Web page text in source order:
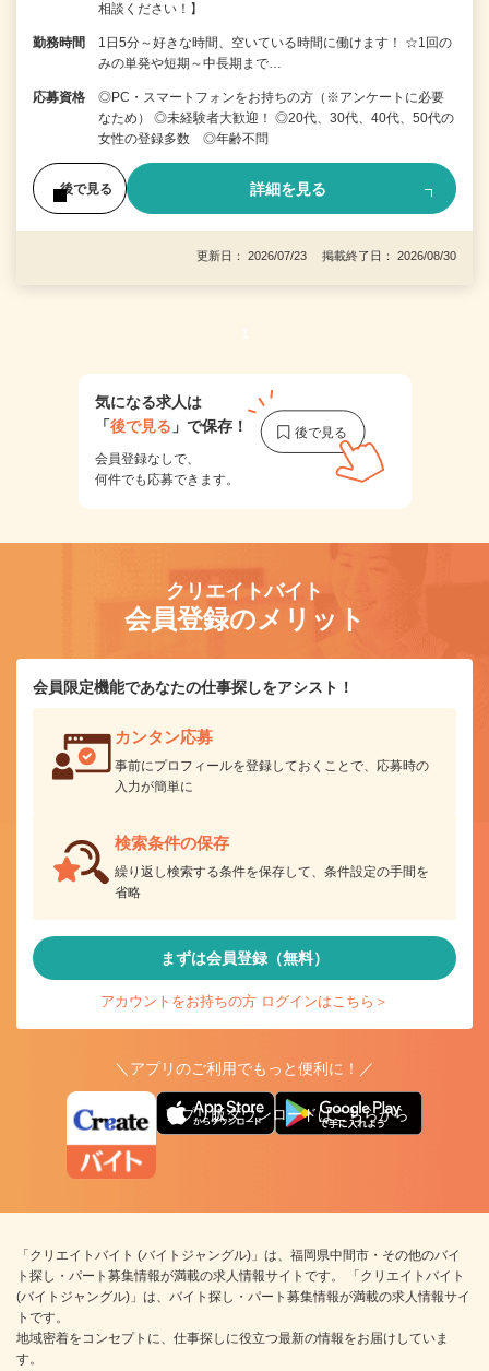
相談ください！】
勤務時間
1日5分～好きな時間、空いている時間に働けます！ ☆1回の
みの単発や短期～中長期まで…
応募資格
◎PC・スマートフォンをお持ちの方（※アンケートに必要
なため） ◎未経験者大歓迎！ ◎20代、30代、40代、50代の
女性の登録多数 ◎年齢不問
後で見る 詳細を見る
更新日： 2026/07/23 掲載終了日： 2026/08/30
1
気になる求人は
「後で見る 」で保存！
会員登録なしで、
何件でも応募できます。
クリエイトバイト
会員登録のメリット
会員限定機能であなたの仕事探しをアシスト！
カンタン応募
事前にプロフィールを登録しておくことで、応募時の
入力が簡単に
検索条件の保存
繰り返し検索する条件を保存して、条件設定の手間を
省略
まずは会員登録（無料）
アカウントをお持ちの方 ログインはこちら＞
＼アプリのご利用でもっと便利に！／
アプリ版ダウンロードはこちらから
「クリエイトバイト (バイトジャングル)」は、福岡県中間市・その他のバイ
ト探し・パート募集情報が満載の求人情報サイトです。 「クリエイトバイト
(バイトジャングル)」は、バイト探し・パート募集情報が満載の求人情報サイ
トです。
地域密着をコンセプトに、仕事探しに役立つ最新の情報をお届けしていま
す。